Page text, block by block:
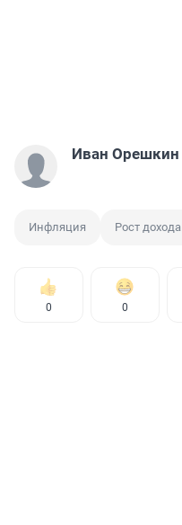
Иван Орешкин
Инфляция Рост дохода
0 0